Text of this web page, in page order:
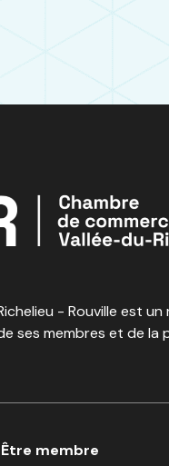
- Rouville est
ses membres et de la
Être membre